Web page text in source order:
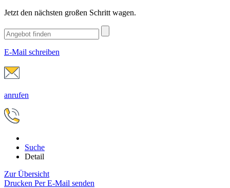
Jetzt den nächsten großen Schritt wagen.
E-Mail schreiben
anrufen
Suche
Detail
Zur Übersicht
Drucken Per E-Mail senden